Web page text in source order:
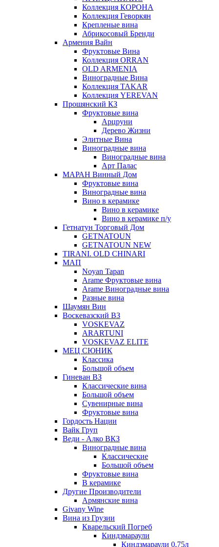
Коллекция КОРОНА
Коллекция Геворкян
Крепленые вина
Абрикосовый Бренди
Армения Вайн
Фруктовые Вина
Коллекция ORRAN
OLD ARMENIA
Виноградные Вина
Коллекция TAKAR
Коллекция YEREVAN
Прошянский КЗ
Фруктовые вина
Арцруни
Дерево Жизни
Элитные Вина
Виноградные вина
Виноградные вина
Арт Палас
МАРАН Винный Дом
Фруктовые вина
Виноградные вина
Вино в керамике
Вино в керамике
Вино в керамике п/у
Гетнатун Торговый Дом
GETNATOUN
GETNATOUN NEW
TIRANI. OLD CHINARI
МАП
Noyan Tapan
Arame Фруктовые вина
Arame Виноградные вина
Разные вина
Шаумян Вин
Воскевазский ВЗ
VOSKEVAZ
ARARTUNI
VOSKEVAZ ELITE
МЕЦ СЮНИК
Классика
Большой объем
Гиневан ВЗ
Классические вина
Большой объем
Сувенирные вина
Фруктовые вина
Гордость Нации
Вайк Груп
Веди - Алко ВКЗ
Виноградные вина
Классические
Большой объем
Фруктовые вина
В керамике
Другие Производители
Армянские вина
Givany Wine
Вина из Грузии
Кварельский Погреб
Киндзмараули
Киндзмараули 0,75л